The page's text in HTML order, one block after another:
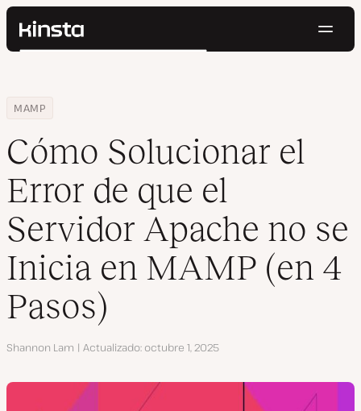
Kinsta®
Contacto
Buscar
Home
Centro de Recursos
Blog
MAMP
Cómo Solucionar el Error de que el Servidor Apache no se Inicia
Cómo Solucionar el
Error de que el
Servidor Apache no se
Inicia en MAMP (en 4
Pasos)
Autor
Shannon Lam Actualizado octubre 1, 2025